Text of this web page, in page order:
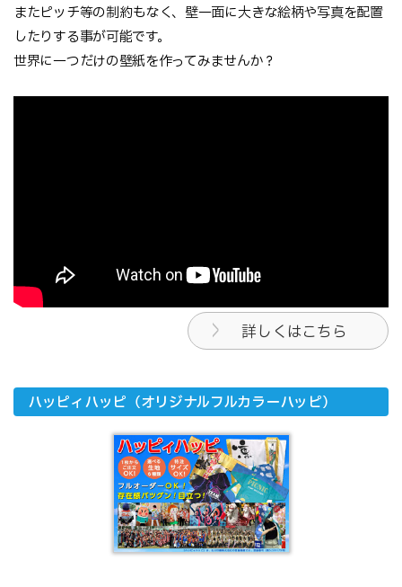
またピッチ等の制約もなく、壁一面に大きな絵柄や写真を配置
したりする事が可能です。
世界に一つだけの壁紙を作ってみませんか？
詳しくはこちら
ハッピィハッピ（オリジナルフルカラーハッピ）